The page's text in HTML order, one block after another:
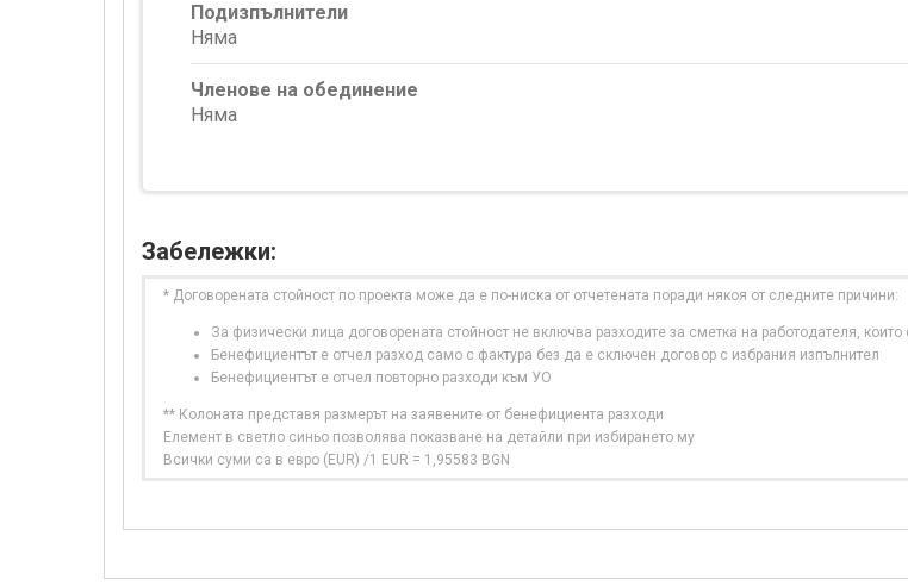
Подизпълнители
Няма
Членове на обединение
Няма
Забележки:
* Договорената стойност по проекта може да е по-ниска от отчетената поради някоя от следните причини:
За физически лица договорената стойност не включва разходите за сметка на работодателя, които
Бенефициентът е отчел разход само с фактура без да е сключен договор с избрания изпълнител
Бенефициентът е отчел повторно разходи към УО
** Колоната представя размерът на заявените от бенефициента разходи
Елемент в светло синьо позволява показване на детайли при избирането му
Всички суми са в евро (EUR) /1 EUR = 1,95583 BGN